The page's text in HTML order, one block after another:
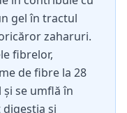
gel în tractul
zaharuri.
fibrelor,
de fibre la 28
se umflă în
și